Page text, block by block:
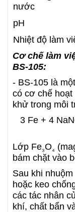
nước
pH
Nhiệt độ làm
Cơ chế làm
BS-105:
- BS-105 là
có cơ chế
khử trong môi
3 Fe + 4
Lớp Fe₃O₄
bám chặt vào
Sau khi
hoặc keo
các tác nhân
khí, chất bẩn